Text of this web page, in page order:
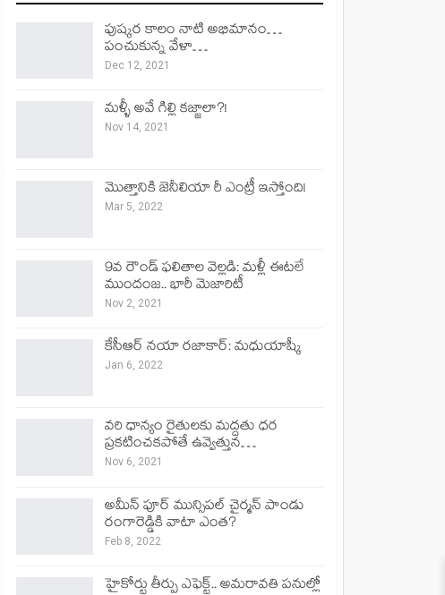
పుష్కర కాలం నాటి అభిమానం…
పంచుకున్న వేళా…
Dec 12, 2021
మళ్ళీ అవే గిల్లి కజ్జాలా?!
Nov 14, 2021
మొత్తానికి జెనీలియా రీ ఎంట్రీ ఇస్తోంది!
Mar 5, 2022
9వ రౌండ్ ఫలితాల వెల్లడి: మళ్లీ ఈటలే
ముందంజ.. భారీ మెజారిటీ
Nov 2, 2021
కేసీఆర్ నయా రజాకార్: మధుయాష్కీ
Jan 6, 2022
వరి ధాన్యం రైతులకు మద్దతు ధర
ప్రకటించకపోతే ఉవ్వెత్తున…
Nov 6, 2021
అమీన్ పూర్ మున్సిపల్ చైర్మన్ పాండు
రంగారెడ్డికి వాటా ఎంత?
Feb 8, 2022
హైకోర్టు తీర్పు ఎఫెక్ట్.. అమరావతి పనుల్లో